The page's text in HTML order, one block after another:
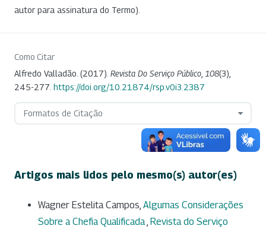
autor para assinatura do Termo).
Como Citar
Alfredo Valladão. (2017). Revista Do Serviço Público 108(3),
245-277. https://doi.org/10.21874/rsp.v0i3.2387
Formatos de Citação
Artigos mais lidos pelo mesmo(s) autor(es)
Wagner Estelita Campos, Algumas Considerações
Sobre a Chefia Qualificada, Revista do Serviço